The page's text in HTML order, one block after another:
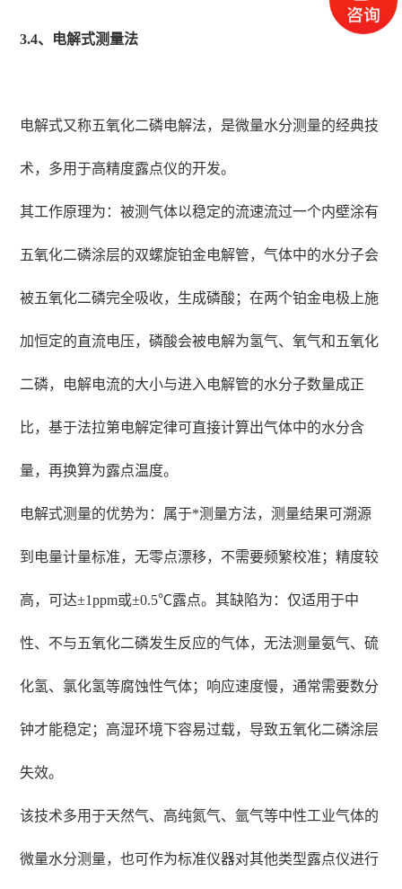
3.4、电解式测量法
电解式又称五氧化二磷电解法，是微量水分测量的经典技
术，多用于高精度露点仪的开发。
其工作原理为：被测气体以稳定的流速流过一个内壁涂有
五氧化二磷涂层的双螺旋铂金电解管，气体中的水分子会
被五氧化二磷完全吸收，生成磷酸；在两个铂金电极上施
加恒定的直流电压，磷酸会被电解为氢气、氧气和五氧化
二磷，电解电流的大小与进入电解管的水分子数量成正
比，基于法拉第电解定律可直接计算出气体中的水分含
量，再换算为露点温度。
电解式测量的优势为：属于*测量方法，测量结果可溯源
到电量计量标准，无零点漂移，不需要频繁校准；精度较
高，可达±1ppm或±0.5℃露点。其缺陷为：仅适用于中
性、不与五氧化二磷发生反应的气体，无法测量氨气、硫
化氢、氯化氢等腐蚀性气体；响应速度慢，通常需要数分
钟才能稳定；高湿环境下容易过载，导致五氧化二磷涂层
失效。
该技术多用于天然气、高纯氮气、氩气等中性工业气体的
微量水分测量，也可作为标准仪器对其他类型露点仪进行